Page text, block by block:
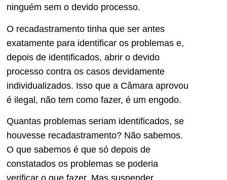
ninguém sem o devido processo.
O recadastramento tinha que ser antes
exatamente para identificar os problemas e,
depois de identificados, abrir o devido
processo contra os casos devidamente
individualizados. Isso que a Câmara aprovou
é ilegal, não tem como fazer, é um engodo.
Quantas problemas seriam identificados, se
houvesse recadastramento? Não sabemos.
O que sabemos é que só depois de
constatados os problemas se poderia